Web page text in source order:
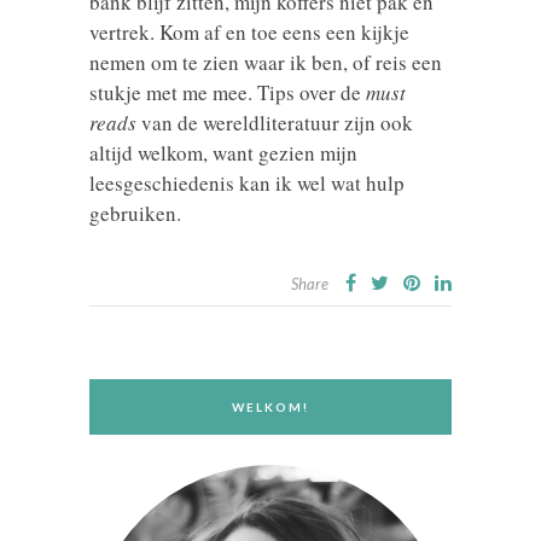
vertrek. Kom af en toe eens een kijkje
nemen om te zien waar ik ben, of reis een
stukje met me mee. Tips over de must
readsvan de wereldliteratuur zijn ook
altijd welkom, want gezien mijn
leesgeschiedenis kan ik wel wat hulp
gebruiken.
Share
WELKOM!